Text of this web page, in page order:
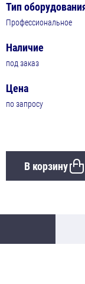
Тип
Профессиональное
Наличие
под заказ
Цена
по запросу
В корзину